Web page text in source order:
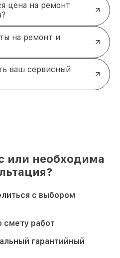
цена на ремонт
на ремонт и
ваш сервисный
или необходима
с выбором
смету работ
гарантийный